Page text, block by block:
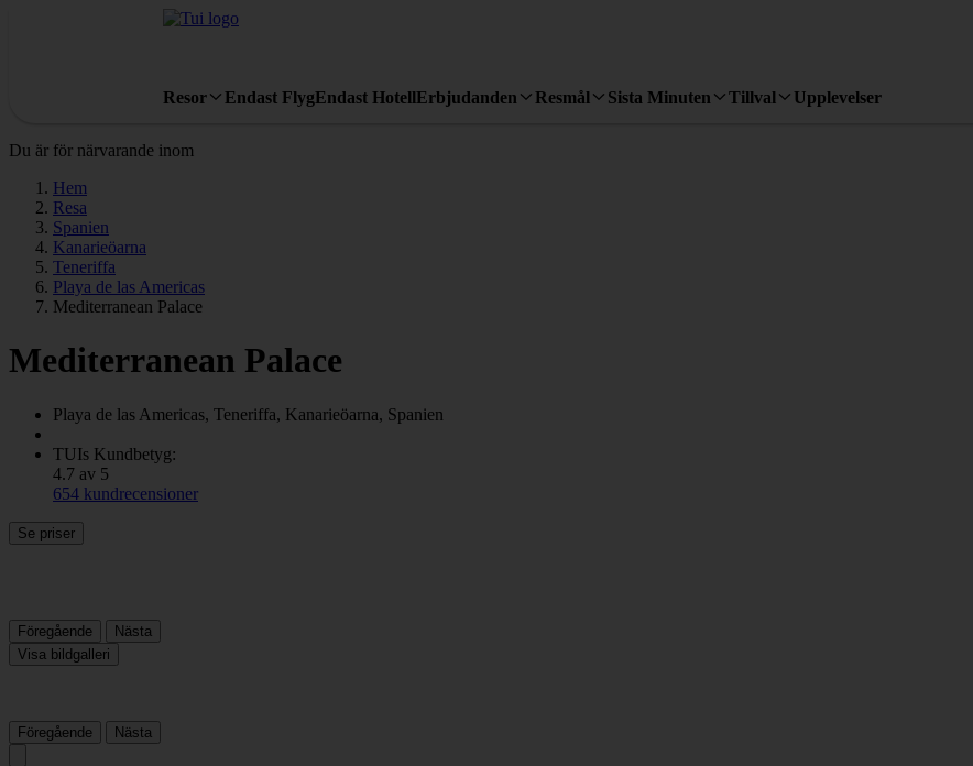
Resor Endast FlygEndast HotellErbjudanden Resmål Sista Minuten Tillval Upplevelser
Du är för närvarande inom
Hem
Resa
Spanien
Kanarieöarna
Teneriffa
Playa de las Americas
Mediterranean Palace
Mediterranean Palace
Playa de las Americas, Teneriffa, Kanarieöarna, Spanien
TUIs Kundbetyg:
4.7 av 5
654 kundrecensioner
Se priser
Föregående
Nästa
Visa bildgalleri
Föregående Nästa